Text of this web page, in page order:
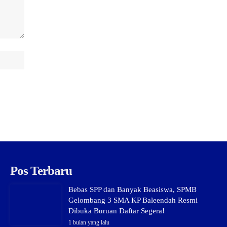
Pos Terbaru
Bebas SPP dan Banyak Beasiswa, SPMB
Gelombang 3 SMA KP Baleendah Resmi
Dibuka Buruan Daftar Segera!
1 bulan yang lalu